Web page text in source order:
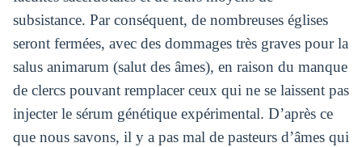
subsistance. Par conséquent, de nombreuses églises
seront fermées, avec des dommages très graves pour la
salus animarum (salut des âmes), en raison du manque
de clercs pouvant remplacer ceux qui ne se laissent pas
injecter le sérum génétique expérimental. D’après ce
que nous savons, il y a pas mal de pasteurs d’âmes qui